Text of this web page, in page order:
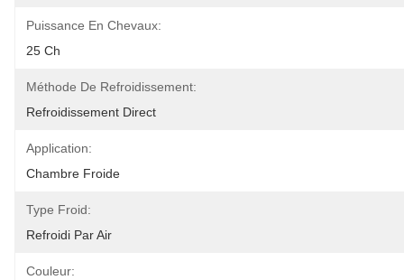
Puissance En Chevaux:
25 Ch
Méthode De Refroidissement:
Refroidissement Direct
Application:
Chambre Froide
Type Froid:
Refroidi Par Air
Couleur: